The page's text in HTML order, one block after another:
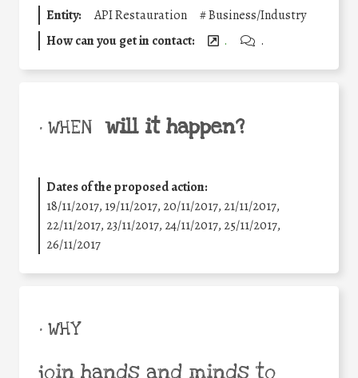
Entity: API Restauration #Business/Industry
How can you get in contact:
. .
• WHEN will it happen?
Dates of the proposed action:
18/11/2017, 19/11/2017, 20/11/2017, 21/11/2017,
22/11/2017, 23/11/2017, 24/11/2017, 25/11/2017,
26/11/2017
• WHY
join hands and minds to